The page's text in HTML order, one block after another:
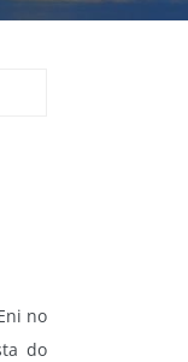
no
do